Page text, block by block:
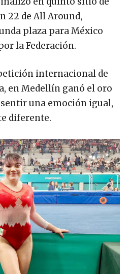
22 de All Around,
plaza para México
la Federación.
internacional de
en Medellín ganó el oro
una emoción igual,
diferente.